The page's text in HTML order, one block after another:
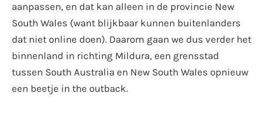
aanpassen, en dat kan alleen in de provincie New
South Wales (want blijkbaar kunnen buitenlanders
dat niet online doen). Daarom gaan we dus verder het
binnenland in richting Mildura, een grensstad
tussen South Australia en New South Wales opnieuw
een beetje in the outback.